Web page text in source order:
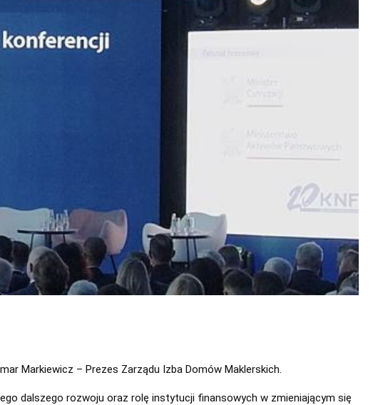
Markiewicz – Prezes Zarządu Izba Domów Maklerskich.
dalszego rozwoju oraz rolę instytucji finansowych w zmieniającym się